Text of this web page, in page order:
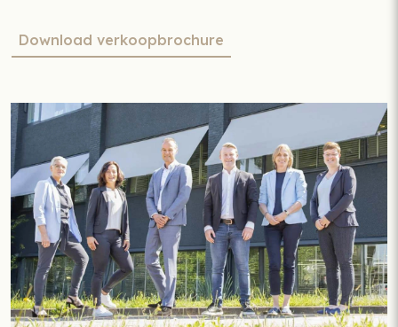
Download verkoopbrochure